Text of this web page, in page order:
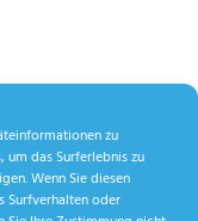
zu
das Surferlebnis zu
Wenn Sie diesen
Surfverhalten oder